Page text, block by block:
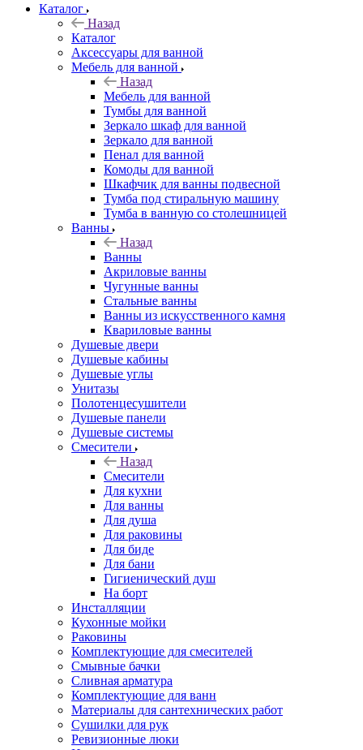
Каталог
Назад
Каталог
Аксессуары для ванной
Мебель для ванной
Назад
Мебель для ванной
Тумбы для ванной
Зеркало шкаф для ванной
Зеркало для ванной
Пенал для ванной
Комоды для ванной
Шкафчик для ванны подвесной
Тумба под стиральную машину
Тумба в ванную со столешницей
Ванны
Назад
Ванны
Акриловые ванны
Чугунные ванны
Стальные ванны
Ванны из искусственного камня
Квариловые ванны
Душевые двери
Душевые кабины
Душевые углы
Унитазы
Полотенцесушители
Душевые панели
Душевые системы
Смесители
Назад
Смесители
Для кухни
Для ванны
Для душа
Для раковины
Для биде
Для бани
Гигиенический душ
На борт
Инсталляции
Кухонные мойки
Раковины
Комплектующие для смесителей
Смывные бачки
Сливная арматура
Комплектующие для ванн
Материалы для сантехнических работ
Сушилки для рук
Ревизионные люки